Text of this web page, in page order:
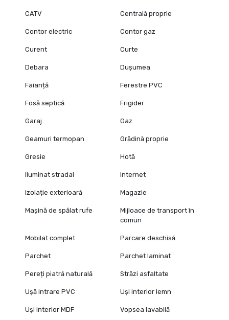
CATV Centrală proprie
Contor electric Contor gaz
Curent Curte
Debara Dușumea
Faianță Ferestre PVC
Fosă septică Frigider
Garaj Gaz
Geamuri termopan Grădină proprie
Gresie Hotă
Iluminat stradal Internet
Izolație exterioară Magazie
Mașină de spălat rufe
Mijloace de transport în
comun
Mobilat complet Parcare deschisă
Parchet Parchet laminat
Pereți piatră naturală Străzi asfaltate
Ușă intrare PVC Uși interior lemn
Uși interior MDF Vopsea lavabilă